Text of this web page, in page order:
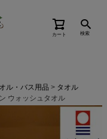
カート 検索
ル・バス用品
タオル
ウォッシュタオル